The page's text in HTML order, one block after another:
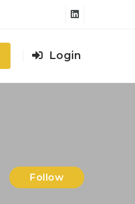
Login
Follow